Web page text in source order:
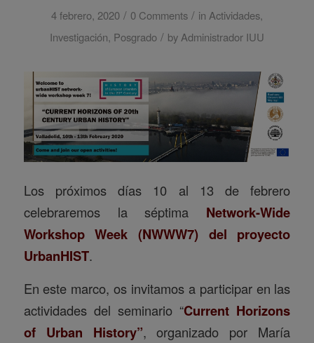
4 febrero, 2020 / 0 Comments / in Actividades,
Investigación, Posgrado / by Administrador IUU
Los próximos días 10 al 13 de febrero
celebraremos la séptima Network-Wide
Workshop Week (NWWW7) del proyecto
UrbanHIST.
En este marco, os invitamos a participar en las
actividades del seminario “Current Horizons
of Urban History”, organizado por María